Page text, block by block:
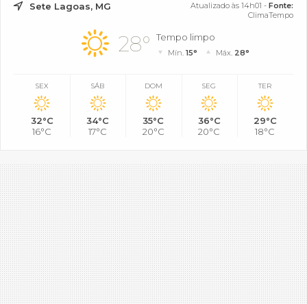
Sete Lagoas, MG Atualizado às 14h01 - Fonte:
ClimaTempo
28° Tempo limpo
Mín.15° Máx. 28°
SEX
32°C
16°C
SÁB
34°C
17°C
DOM
35°C
20°C
SEG
36°C
20°C
TER
29°C
18°C